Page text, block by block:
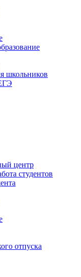
школьников
центр
студентов
отпуска